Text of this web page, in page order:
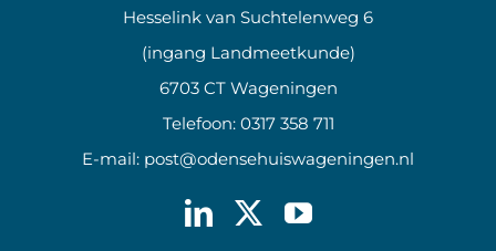
Hesselink van Suchtelenweg 6
(ingang Landmeetkunde)
6703 CT Wageningen
Telefoon: 0317 358 711
E-mail: post@odensehuiswageningen.nl